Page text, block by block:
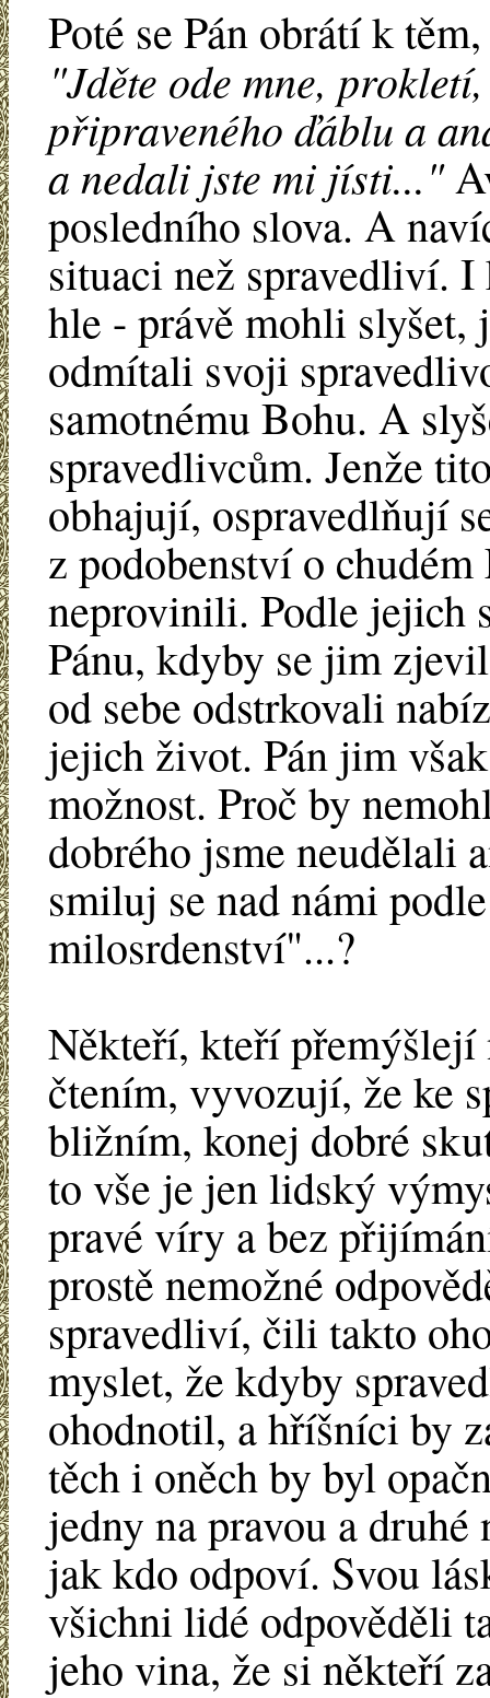
Poté se Pán obrátí k
"Jděte ode mne,
připraveného ďáblu a
a nedali jste mi jísti..."
posledního slova. A
situaci než spravedliví.
hle - právě mohli
odmítali svoji
samotnému Bohu. A
spravedlivcům. Jenže
obhajují, ospravedlňují
z podobenství o
neprovinili. Podle jejich
Pánu, kdyby se jim
od sebe odstrkovali
jejich život. Pán jim
možnost. Proč by
dobrého jsme neudělali
smiluj se nad námi
milosrdenství"...?
Někteří, kteří
čtením, vyvozují, že ke
bližním, konej dobré
to vše je jen lidský
pravé víry a bez
prostě nemožné
spravedliví, čili takto
myslet, že kdyby
ohodnotil, a hříšníci by
těch i oněch by byl
jedny na pravou a
jak kdo odpoví. Svou
všichni lidé odpověděli
jeho vina, že si někteří